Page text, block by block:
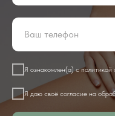
Я ознакомлен(а) с политикой
Я даю своё согласие на